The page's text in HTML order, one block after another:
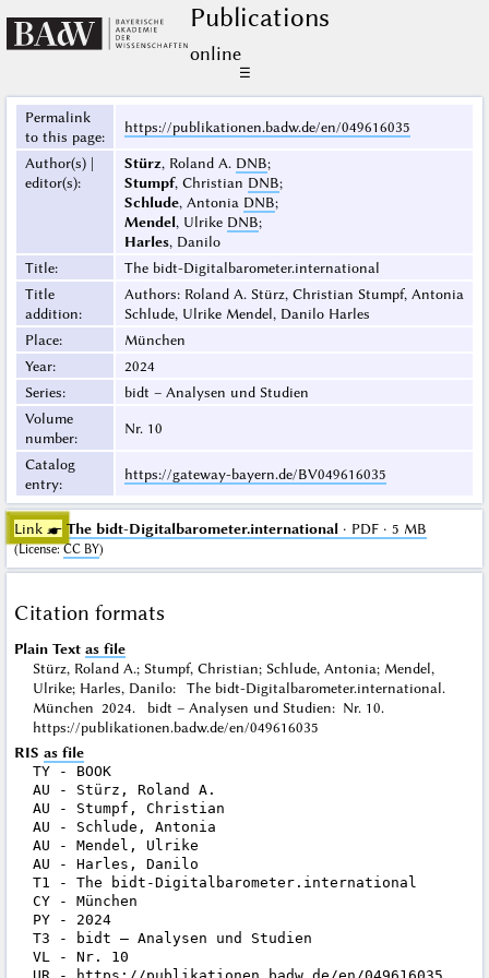
Publications
online
☰
Permalink
to this page:
https://publikationen.badw.de/en/049616035
Author(s) |
editor(s):
Stürz, Roland A. DNB;
Stumpf, Christian DNB;
Schlude, Antonia DNB;
Mendel, Ulrike DNB;
Harles, Danilo
Title:
The bidt-Digitalbarometer.international
Title
addition:
Authors: Roland A. Stürz, Christian Stumpf, Antonia
Schlude, Ulrike Mendel, Danilo Harles
Place:
München
Year:
2024
Series:
bidt – Analysen und Studien
Volume
number:
Nr. 10
Catalog
entry:
https://gateway-bayern.de/BV049616035
Link ☛ The bidt-Digitalbarometer.international· PDF · 5 MB
(License:CC BY)
Citation formats
Plain Text as file
Stürz, Roland A.; Stumpf, Christian; Schlude, Antonia; Mendel,
Ulrike; Harles, Danilo: The bidt-Digitalbarometer.international.
München 2024. bidt – Analysen und Studien: Nr. 10.
https://publikationen.badw.de/en/049616035
RIS as file
TY - BOOK
AU - Stürz, Roland A.
AU - Stumpf, Christian
AU - Schlude, Antonia
AU - Mendel, Ulrike
AU - Harles, Danilo
T1 - The bidt-Digitalbarometer.international
CY - München
PY - 2024
T3 - bidt – Analysen und Studien
VL - Nr. 10